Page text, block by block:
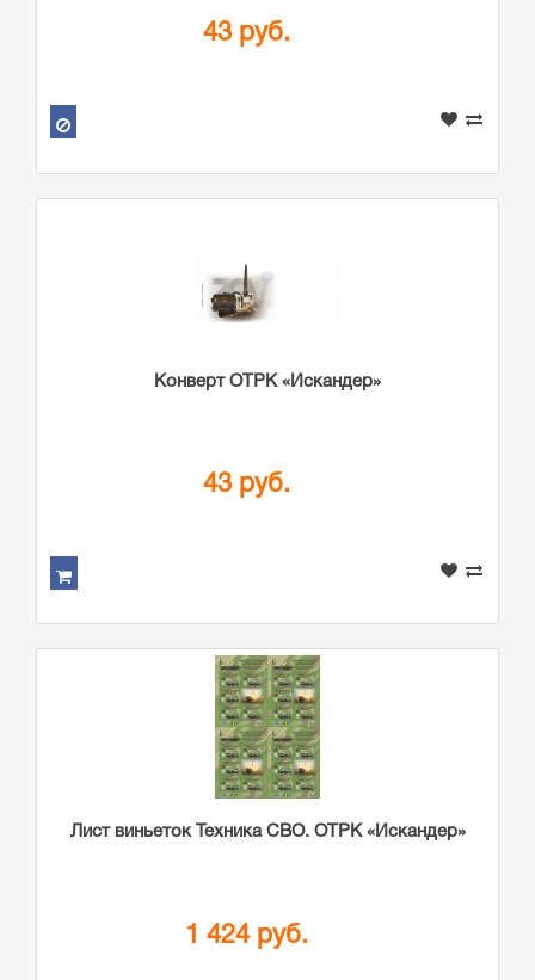
43 руб.
Конверт ОТРК «Искандер»
43 руб.
Лист виньеток Техника СВО. ОТРК «Искандер»
1 424 руб.